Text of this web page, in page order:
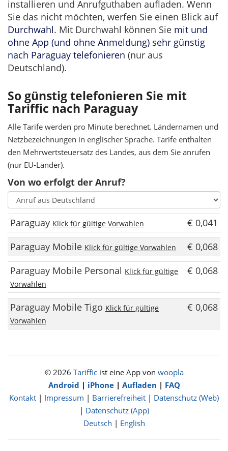
installieren und Anrufguthaben aufladen. Wenn
Sie das nicht möchten, werfen Sie einen Blick auf
Durchwahl. Mit Durchwahl können Sie mit und
ohne App (und ohne Anmeldung) sehr günstig
nach Paraguay telefonieren (nur aus
Deutschland).
So günstig telefonieren Sie mit
Tariffic nach Paraguay
Alle Tarife werden pro Minute berechnet. Ländernamen und
Netzbezeichnungen in englischer Sprache. Tarife enthalten
den Mehrwertsteuersatz des Landes, aus dem Sie anrufen
(nur EU-Länder).
Von wo erfolgt der Anruf?
Paraguay Klick für gültige Vorwahlen
€ 0,041
Paraguay Mobile Klick für gültige Vorwahlen
€ 0,068
Paraguay Mobile Personal Klick für gültige
Vorwahlen
€ 0,068
Paraguay Mobile Tigo Klick für gültige
Vorwahlen
€ 0,068
© 2026 Tarifficist eine App von woopla
Android | iPhone| Aufladen | FAQ
Kontakt | Impressum | Barrierefreiheit | Datenschutz (Web)
| Datenschutz (App)
Deutsch | English